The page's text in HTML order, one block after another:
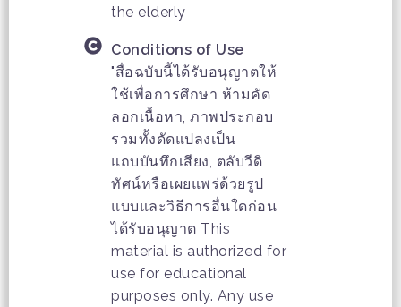
the elderly
Conditions of Use
"สื่อฉบับนี้ได้รับอนุญาตให้
ใช้เพื่อการศึกษา ห้ามคัด
ลอกเนื้อหา, ภาพประกอบ
รวมทั้งดัดแปลงเป็น
แถบบันทึกเสียง, ตลับวีดิ
ทัศน์หรือเผยแพร่ด้วยรูป
แบบและวิธีการอื่นใดก่อน
ได้รับอนุญาต This
material is authorized for
use for educational
purposes only. Any use